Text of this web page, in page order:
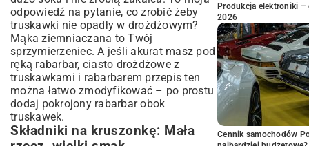
odpowiedź na pytanie, co zrobić żeby
truskawki nie opadły w drożdżowym?
Mąka ziemniaczana to Twój
sprzymierzeniec. A jeśli akurat masz pod
ręką rabarbar, ciasto drożdżowe z
truskawkami i rabarbarem przepis ten
można łatwo zmodyfikować – po prostu
dodaj pokrojony rabarbar obok
truskawek.
Składniki na kruszonkę: Mała
Produkcja elektroniki –
2026
Cennik samochodów